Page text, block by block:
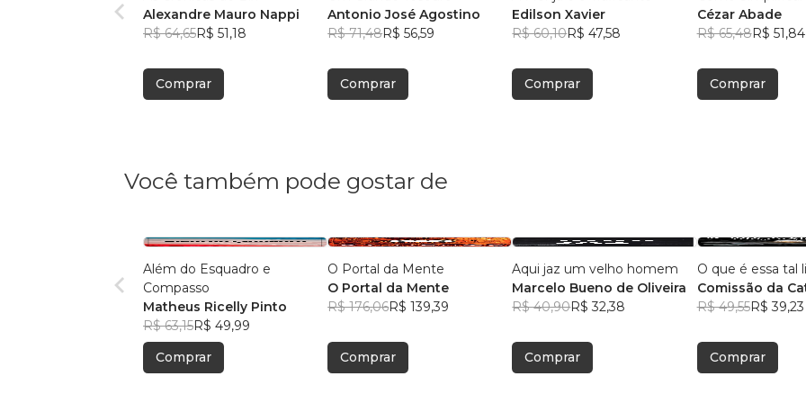
Alexandre Mauro Nappi
R$ 64,65R$ 51,18
Comprar
Antonio José Agostino
R$ 71,48R$ 56,59
Comprar
Edilson Xavier
R$ 60,10R$ 47,58
Comprar
Cézar Abade
R$ 65,48R$ 51,84
Comprar
Você também pode gostar de
Além do Esquadro e
Compasso
Matheus Ricelly Pinto
R$ 63,15R$ 49,99
Comprar
O Portal da Mente
O Portal da Mente
R$ 176,06R$ 139,39
Comprar
Aqui jaz um velho homem
Marcelo Bueno de Oliveira
R$ 40,90R$ 32,38
Comprar
O que é essa tal
Comissão da
Paróquia São
R$ 49,55R$ 39,23
Comprar